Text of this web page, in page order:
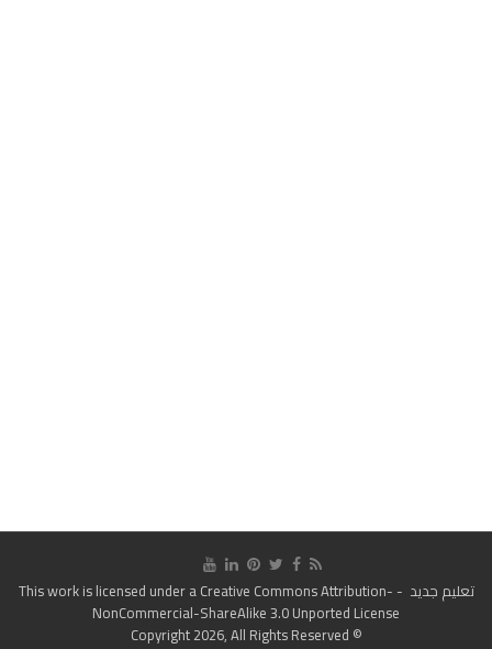
تعليم جديد - This work is licensed under a
Creative Commons Attribution-
NonCommercial-ShareAlike 3.0 Unported License
© Copyright 2026, All Rights Reserved